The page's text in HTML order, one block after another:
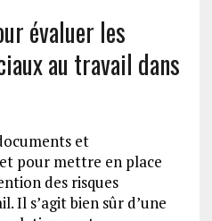
évaluer les
au travail dans
et
pour mettre en place
des risques
Il s’agit bien sûr d’une